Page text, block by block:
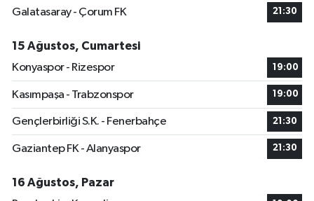
Galatasaray - Çorum FK
21:30
15 Ağustos, Cumartesi
Konyaspor - Rizespor
19:00
Kasımpaşa - Trabzonspor 19:00
Gençlerbirliği S.K. - Fenerbahçe 21:30
Gaziantep FK - Alanyaspor 21:30
16 Ağustos, Pazar